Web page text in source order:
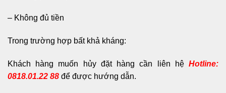
– Không đủ tiền
Trong trường hợp bất khả kháng:
Khách hàng muốn hủy đặt hàng cần liên hệ Hotline:
0818.01.22 88 để được hướng dẫn.